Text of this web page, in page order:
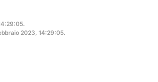
2023, 14:29:05.